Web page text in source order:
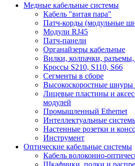
Медные кабельные системы
Кабель "витая пара"
Патч-корды (модульные
Модули RJ45
Патч-панели
Органайзеры кабельные
Вилки, колпачки, разъемы,
Кроссы S210, S110, S66
Сегменты в сборе
Высокоскоростные шнуры
Лицевые пластины и
модулей
Промышленный Ethernet
Интеллектуальные
Настенные розетки и
Инструмент
Оптические кабельные системы
Кабель волоконно-
Шкафчики, полки и